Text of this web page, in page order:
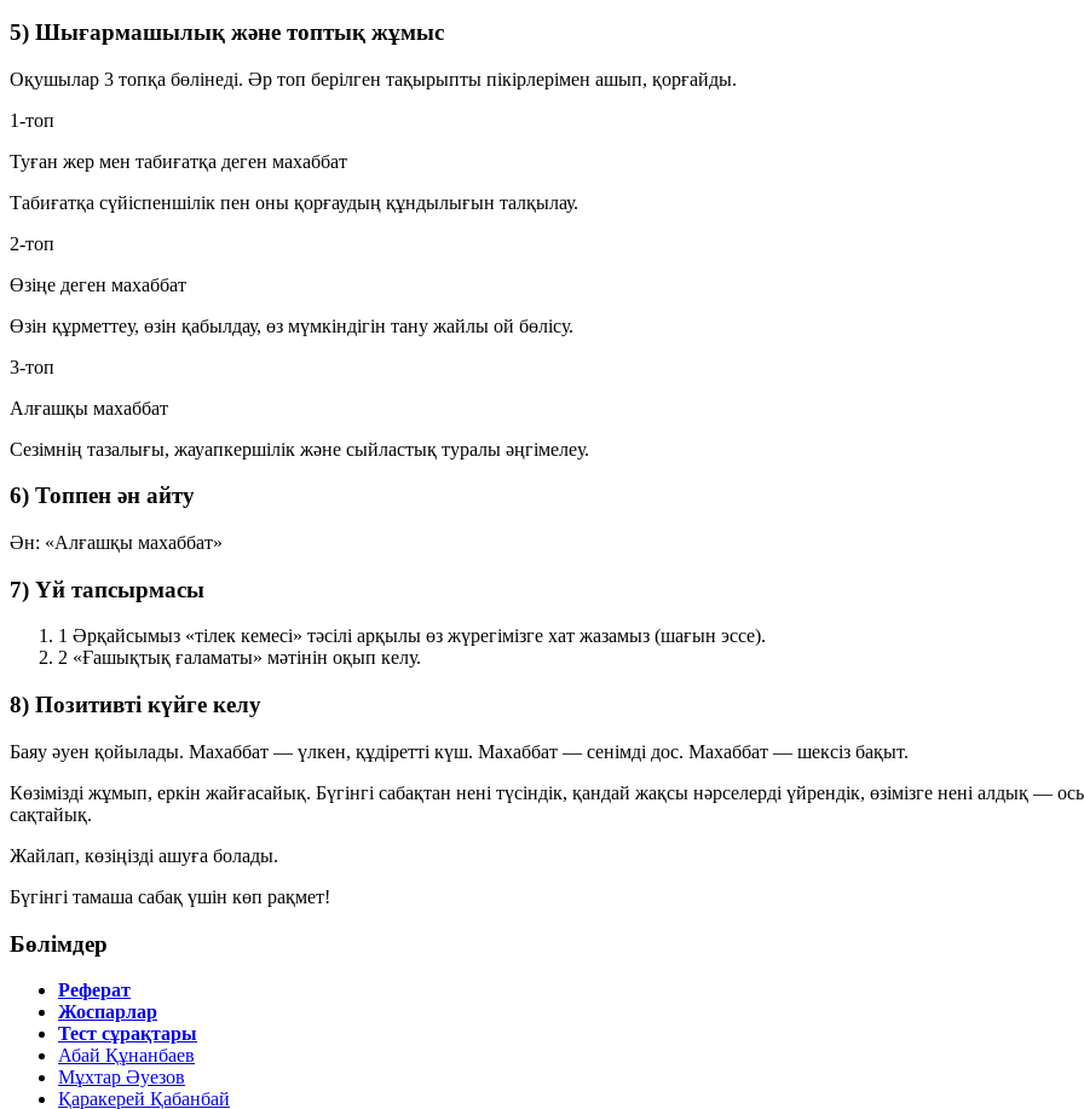
5) Шығармашылық және топтық жұмыс
Оқушылар 3 топқа бөлінеді. Әр топ берілген тақырыпты пікірлерімен ашып, қорғайды.
1-топ
Туған жер мен табиғатқа деген махаббат
Табиғатқа сүйіспеншілік пен оны қорғаудың құндылығын талқылау.
2-топ
Өзіңе деген махаббат
Өзін құрметтеу, өзін қабылдау, өз мүмкіндігін тану жайлы ой бөлісу.
3-топ
Алғашқы махаббат
Сезімнің тазалығы, жауапкершілік және сыйластық туралы әңгімелеу.
6) Топпен ән айту
Ән: «Алғашқы махаббат»
7) Үй тапсырмасы
1 Әрқайсымыз «тілек кемесі» тәсілі арқылы өз жүрегімізге хат жазамыз (шағын эссе).
2 «Ғашықтық ғаламаты» мәтінін оқып келу.
8) Позитивті күйге келу
Баяу әуен қойылады. Махаббат — үлкен, құдіретті күш. Махаббат — сенімді дос. Махаббат — шексіз бақыт.
Көзімізді жұмып, еркін жайғасайық. Бүгінгі сабақтан нені түсіндік, қандай жақсы нәрселерді үйрендік, өзімізге нені алдық —
сақтайық.
Жайлап, көзіңізді ашуға болады.
Бүгінгі тамаша сабақ үшін көп рақмет!
Бөлімдер
Реферат
Жоспарлар
Тест сұрақтары
Абай Құнанбаев
Мұхтар Әуезов
Қаракерей Қабанбай